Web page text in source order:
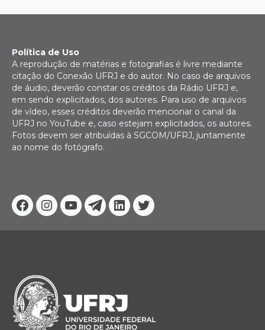
Facebook
Instagram
YoutubeTelegram
Linkedin
Twitter
Política de Uso
A reprodução de matérias e fotografias é livre mediante
citação do Conexão UFRJ e do autor. No caso de arquivos
de áudio, deverão constar os créditos da Rádio UFRJ e,
em sendo explicitados, dos autores. Para uso de arquivos
de vídeo, esses créditos deverão mencionar o canal da
UFRJ no YouTube e, caso estejam explicitados, os autores.
Fotos devem ser atribuídas à SGCOM/UFRJ, juntamente
ao nome do fotógrafo.